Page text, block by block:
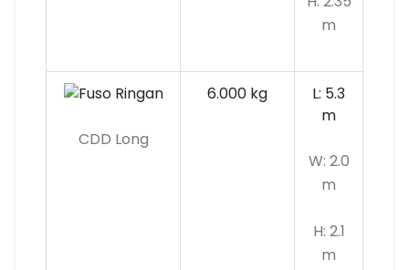
m
CDD Long
6.000 kg
L: 5.3
m
W: 2.0
m
H: 2.1
m